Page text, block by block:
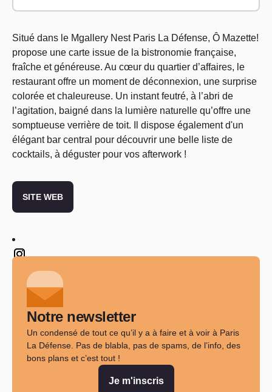
Situé dans le Mgallery Nest Paris La Défense, Ô Mazette!
propose une carte issue de la bistronomie française,
fraîche et généreuse. Au cœur du quartier d’affaires, le
restaurant offre un moment de déconnexion, une surprise
colorée et chaleureuse. Un instant feutré, à l’abri de
l’agitation, baigné dans la lumière naturelle qu’offre une
somptueuse verrière de toit. Il dispose également d'un
élégant bar central pour découvrir une belle liste de
cocktails, à déguster pour vos afterwork !
SITE WEB
Notre newsletter
Un condensé de tout ce qu’il y a à faire et à voir à Paris
La Défense. Pas de blabla, pas de spams, de l’info, des
bons plans et c’est tout !
Je m'inscris